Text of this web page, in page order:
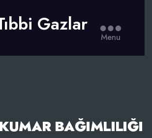
Gazlar
Menu
BAĞIMLILIĞI